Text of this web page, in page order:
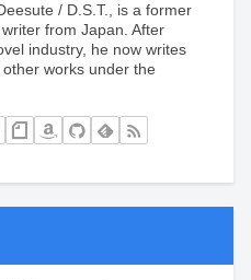
/ D.S.T., is a former
from Japan. After
industry, he now writes
works under the